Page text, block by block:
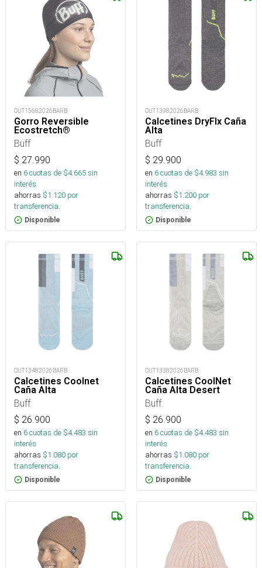
OUT15682026BARB
Gorro Reversible
Ecostretch®
Buff
$ 27.990
en 6cuotas de $4.665sin
interés
ahorras $1.120 por
transferencia.
Disponible
OUT13982026BARB
Calcetines DryFlx Caña
Alta
Buff
$ 29.900
en 6cuotas de $4.983 sin
interés
ahorras $1.200 por
transferencia.
Disponible
OUT13482026BARB
Calcetines Coolnet
Caña Alta
Buff
$ 26.900
en 6cuotas de $4.483 sin
interés
ahorras $1.080 por
transferencia.
Disponible
OUT13382026BARB
Calcetines CoolNet
Caña Alta Desert
Buff
$ 26.900
en 6cuotas de $4.483 sin
interés
ahorras $1.080 por
transferencia.
Disponible